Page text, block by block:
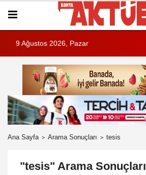
9 Ağustos 2026, Pazar
Ana Sayfa Arama Sonuçları tesis
"tesis" Arama Sonuçları